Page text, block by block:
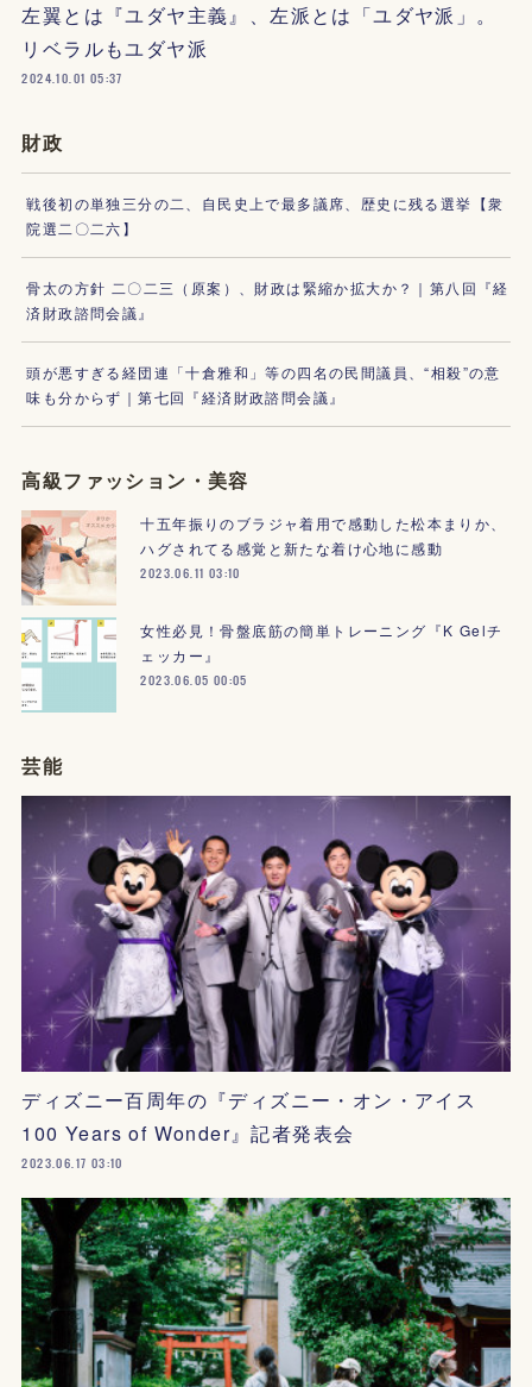
左翼とは『ユダヤ主義』、左派とは「ユダヤ派」。
リベラルもユダヤ派
2024.10.01 05:37
財政
戦後初の単独三分の二、自民史上で最多議席、歴史に残る選挙【衆
院選二〇二六】
骨太の方針 二〇二三（原案）、財政は緊縮か拡大か？｜第八回『経
済財政諮問会議』
頭が悪すぎる経団連「十倉雅和」等の四名の民間議員、“相殺”の意
味も分からず｜第七回『経済財政諮問会議』
高級ファッション・美容
十五年振りのブラジャ着用で感動した松本まりか、
ハグされてる感覚と新たな着け心地に感動
2023.06.11 03:10
女性必見！骨盤底筋の簡単トレーニング『K Gelチ
ェッカー』
2023.06.05 00:05
芸能
ディズニー百周年の『ディズニー・オン・アイス
100 Years of Wonder』記者発表会
2023.06.17 03:10